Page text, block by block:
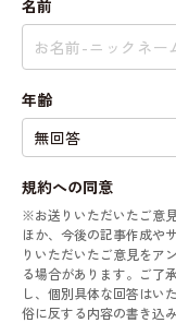
名前
年齢
規約への同意
※お送りいただいたご意
ほか、今後の記事作成
りいただいたご意見をア
る場合があります。ご
し、個別具体な回答は
俗に反する内容の書き込